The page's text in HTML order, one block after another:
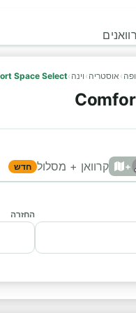
› אוסטריה › וינה ›
Space Select
+ קרוואן + מסלול חדש
החזרה